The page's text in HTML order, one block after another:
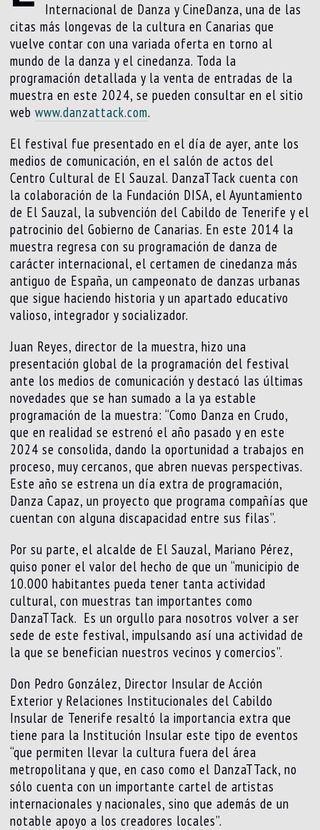
Internacional de Danza y CineDanza, una de las
citas más longevas de la cultura en Canarias que
vuelve contar con una variada oferta en torno al
mundo de la danza y el cinedanza. Toda la
programación detallada y la venta de entradas de la
muestra en este 2024, se pueden consultar en el sitio
webwww.danzattack.com.
El festival fue presentado en el día de ayer, ante los
medios de comunicación, en el salón de actos del
Centro Cultural de El Sauzal. DanzaTTack cuenta con
la colaboración de la Fundación DISA, el Ayuntamiento
de El Sauzal, la subvención del Cabildo de Tenerife y el
patrocinio del Gobierno de Canarias. En este 2014 la
muestra regresa con su programación de danza de
carácter internacional, el certamen de cinedanza más
antiguo de España, un campeonato de danzas urbanas
que sigue haciendo historia y un apartado educativo
valioso, integrador y socializador.
Juan Reyes, director de la muestra, hizo una
presentación global de la programación del festival
ante los medios de comunicación y destacó las últimas
novedades que se han sumado a la ya estable
programación de la muestra: “Como Danza en Crudo,
que en realidad se estrenó el año pasado y en este
2024 se consolida, dando la oportunidad a trabajos en
proceso, muy cercanos, que abren nuevas perspectivas.
Este año se estrena un día extra de programación,
Danza Capaz, un proyecto que programa compañías que
cuentan con alguna discapacidad entre sus filas”.
Por su parte, el alcalde de El Sauzal, Mariano Pérez,
quiso poner el valor del hecho de que un “municipio de
10.000 habitantes pueda tener tanta actividad
cultural, con muestras tan importantes como
DanzaTTack. Es un orgullo para nosotros volver a ser
sede de este festival, impulsando así una actividad de
la que se benefician nuestros vecinos y comercios”.
Don Pedro González, Director Insular de Acción
Exterior y Relaciones Institucionales del Cabildo
Insular de Tenerife resaltó la importancia extra que
tiene para la Institución Insular este tipo de eventos
“que permiten llevar la cultura fuera del área
metropolitana y que, en caso como el DanzaTTack, no
sólo cuenta con un importante cartel de artistas
internacionales y nacionales, sino que además de un
notable apoyo a los creadores locales”.